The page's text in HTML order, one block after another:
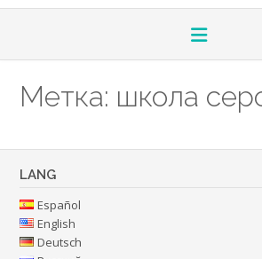
Метка: школа
LANG
Español
English
Deutsch